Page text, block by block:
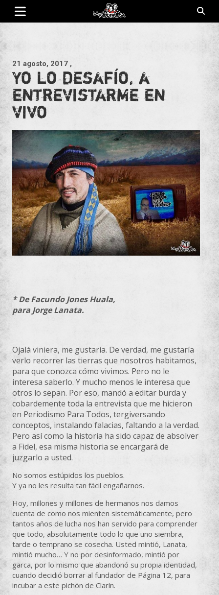
Saltar
contenido
21 agosto, 2017 ,
Yo lo desafío, a
entrevistarme en
vivo
* De Facundo Jones Huala,
para Jorge Lanata.
Ojalá viniera, me gustaría. De verdad, me gustaría
verlo recorrer las tierras que nosotros habitamos,
para que conozca cómo vivimos. Pero no le
interesa saberlo. Y mucho menos le interesa que
otros lo sepan. Por eso, mandó a editar burda y
cobardemente toda la entrevista que me hicieron
en Periodismo Para Todos, tergiversando
conceptos, instalando falacias, faltando a la verdad.
Pero así como la historia ha sido capaz de absolver
a Fidel, esa misma historia se encargará de
juzgarlo a usted.
No somos estúpidos los pueblos.
Y ya no les resulta tan fácil engañarnos.
Hoy, millones y millones de hermanos nos damos
cuenta de como nos mienten sistemáticamente, pero
tantos años de lucha nos han servido para comprender
que todo, absolutamente todo lo que uno siembra,
tarde o temprano se cosecha. Usted mintió, Lanata,
mintió mucho… Y no por desinformado, mintió por
garca, por lo mismo que abandonó su propia identidad,
cuando decidió borrar al fundador de Página 12, para
incubar a este pichón de Clarín.